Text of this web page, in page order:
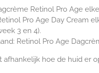
Retinol Pro Age
Pro Age Day Cream
3 en 4).
Retinol Pro Age
afhankelijk hoe de huid er